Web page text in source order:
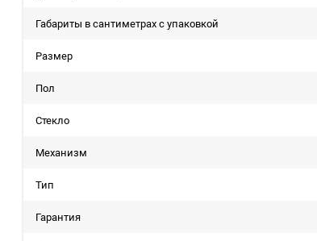
Габариты в сантиметрах с упаковкой
Размер
Пол
Стекло
Механизм
Тип
Гарантия